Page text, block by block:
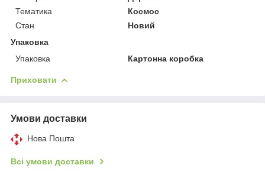
Тематика
Космос
Стан
Новий
Упаковка
Упаковка
Картонна коробка
Приховати
Умови доставки
Нова Пошта
Всі умови доставки